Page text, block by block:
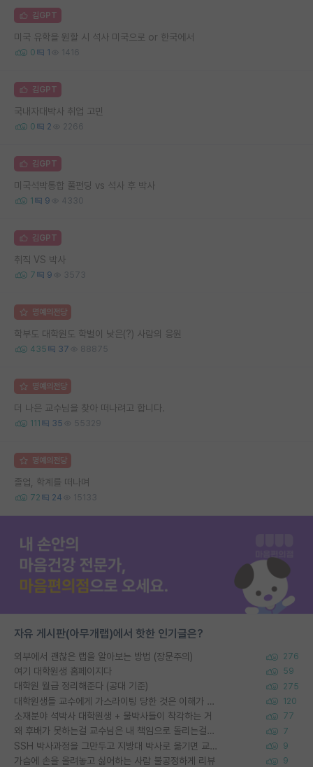
김GPT
미국 유학을 원할 시 석사 미국으로 or 한국에서
0 1 1416
김GPT
국내자대박사 취업 고민
0 2 2266
김GPT
미국석박통합 풀펀딩 vs 석사 후 박사
1 9 4330
김GPT
취직 VS 박사
7 9 3573
명예의전당
학부도 대학원도 학벌이 낮은(?) 사람의 응원
435 37 88875
명예의전당
더 나은 교수님을 찾아 떠나려고 합니다.
111 35 55329
명예의전당
졸업, 학계를 떠나며
72 24 15133
자유 게시판(아무개랩)에서 핫한 인기글은?
외부에서 괜찮은 랩을 알아보는 방법 (장문주의) 276
여기 대학원생 홈페이지다 59
대학원 월급 정리해준다 (공대 기준) 275
대학원생들 교수에게 가스라이팅 당한 것은 이해가 갑니다. 안타깝네요. 120
소재분야 석박사 대학원생 + 물박사들이 착각하는 거 77
왜 후배가 못하는걸 교수님은 내 책임으로 돌리는걸까요? 7
SSH 박사과정을 그만두고 지방대 박사로 옮기면 교수의 꿈은 끝일까요? 9
가슴에 손을 올려놓고 싫어하는 사람 불공정하게 리뷰 9